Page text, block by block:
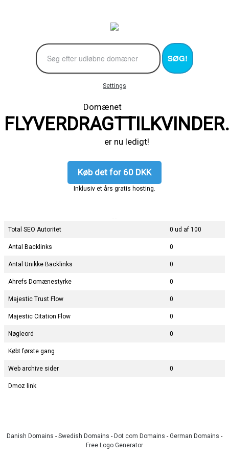
SØG!
Settings
Domænet
er nu ledigt!
Køb det for 60 DKK
Inklusiv et års gratis hosting.
Total SEO Autoritet
0 ud af 100
Antal Backlinks 0
Antal Unikke Backlinks 0
Ahrefs Domænestyrke 0
Majestic Trust Flow 0
Majestic Citation Flow 0
Nøgleord 0
Købt første gang
Web archive sider 0
Dmoz link
Danish Domains - Swedish Domains - Dot com Domains - German Domains -
Free Logo Generator